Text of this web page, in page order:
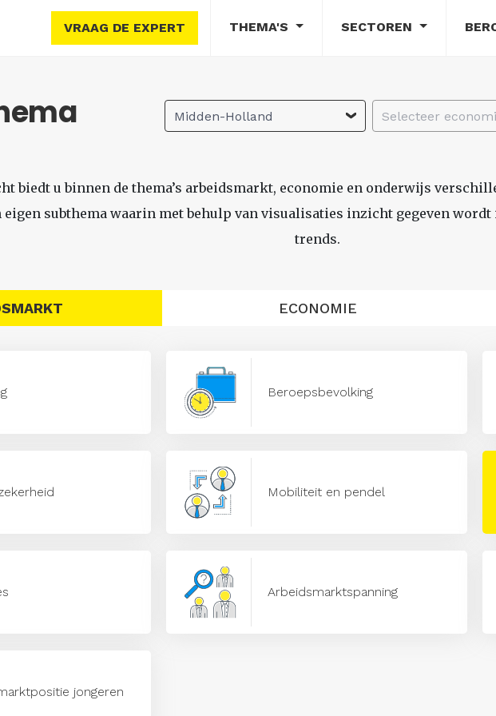
VRAAG DE EXPERT THEMA'S SECTOREN
Midden-Holland
biedt u binnen de thema’s arbeidsmarkt, economie en onderwijs
eigen subthema waarin met behulp van visualisaties inzicht gegeven
trends.
ECONOMIE
Beroepsbevolking
Mobiliteit en pendel
Arbeidsmarktspanning
jongeren